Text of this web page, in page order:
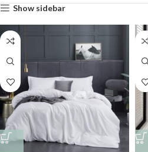
Show sidebar